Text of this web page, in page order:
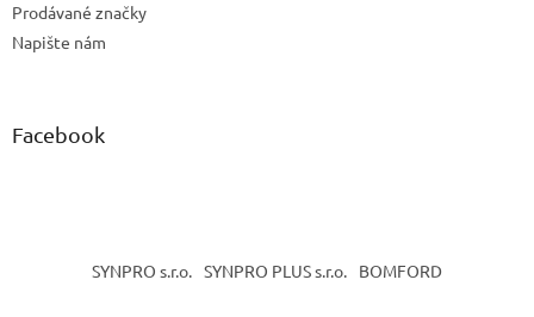
Prodávané značky
Napište nám
Facebook
SYNPRO s.r.o. SYNPRO PLUS s.r.o. BOMFORD